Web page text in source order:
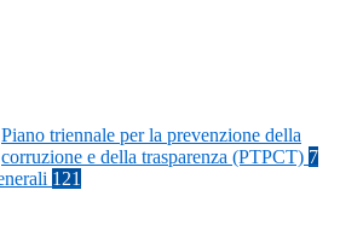
Piano triennale per la prevenzione della
corruzione e della trasparenza (PTPCT) 7
121